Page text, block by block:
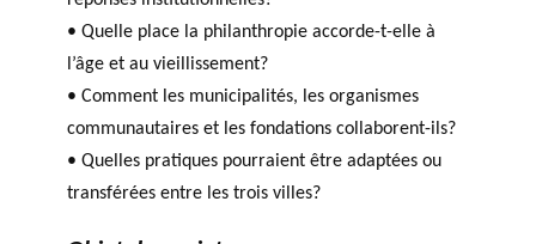
• Quelle place la philanthropie accorde-t-elle à
l’âge et au vieillissement?
• Comment les municipalités, les organismes
communautaires et les fondations collaborent-ils?
• Quelles pratiques pourraient être adaptées ou
transférées entre les trois villes?